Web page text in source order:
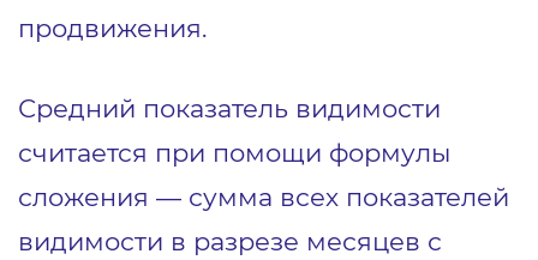
продвижения.
Средний показатель видимости
считается при помощи формулы
сложения ― сумма всех показателей
видимости в разрезе месяцев с